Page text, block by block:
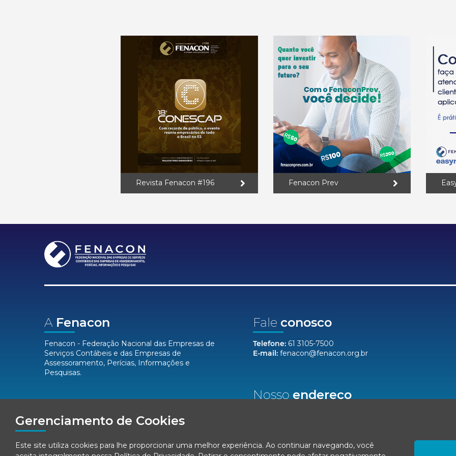
Gerenciamento de Cookies
Este site utiliza cookies para lhe proporcionar uma melhor experiência. Ao continuar navegando, você
Revista Fenacon #196 Fenacon Prev
A Fenacon
Fenacon - Federação Nacional das Empresas de
Serviços Contábeis e das Empresas de
Assessoramento, Perícias, Informações e
Pesquisas.
Mídias Sociais
Fale conosco
Telefone: 61 3105-7500
E-mail: fenacon@fenacon.org.br
Nosso endereço